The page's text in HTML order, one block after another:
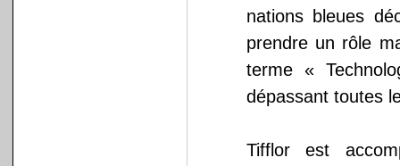
nations bleues
prendre un rôle
terme «
dépassant toutes
Tifflor est